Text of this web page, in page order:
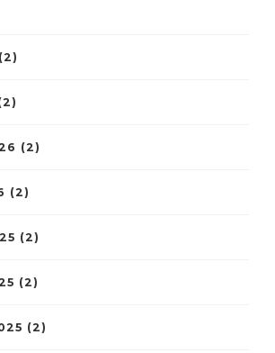
(2)
(2)
(2)
(2)
(2)
(2)